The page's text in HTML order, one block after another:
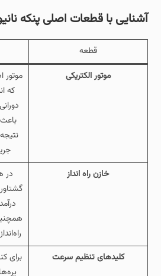
آشنایی با قطعات اصلی پنکه
قطعه
موتور الکتریکی
که
خازن راه‌ انداز
در
کلیدهای تنظیم سرعت
برای